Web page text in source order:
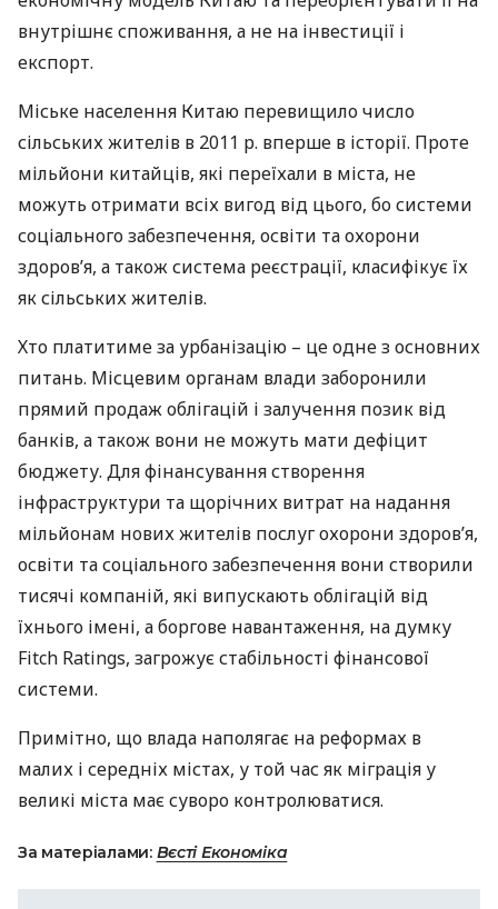
внутрішнє споживання, а не на інвестиції і
експорт.
Міське населення Китаю перевищило число
сільських жителів в 2011 р. вперше в історії. Проте
мільйони китайців, які переїхали в міста, не
можуть отримати всіх вигод від цього, бо системи
соціального забезпечення, освіти та охорони
здоров’я, а також система реєстрації, класифікує їх
як сільських жителів.
Хто платитиме за урбанізацію – це одне з основних
питань. Місцевим органам влади заборонили
прямий продаж облігацій і залучення позик від
банків, а також вони не можуть мати дефіцит
бюджету. Для фінансування створення
інфраструктури та щорічних витрат на надання
мільйонам нових жителів послуг охорони здоров’я,
освіти та соціального забезпечення вони створили
тисячі компаній, які випускають облігацій від
їхнього імені, а боргове навантаження, на думку
Fitch Ratings, загрожує стабільності фінансової
системи.
Примітно, що влада наполягає на реформах в
малих і середніх містах, у той час як міграція у
великі міста має суворо контролюватися.
За матеріалами: Вєсті Економіка